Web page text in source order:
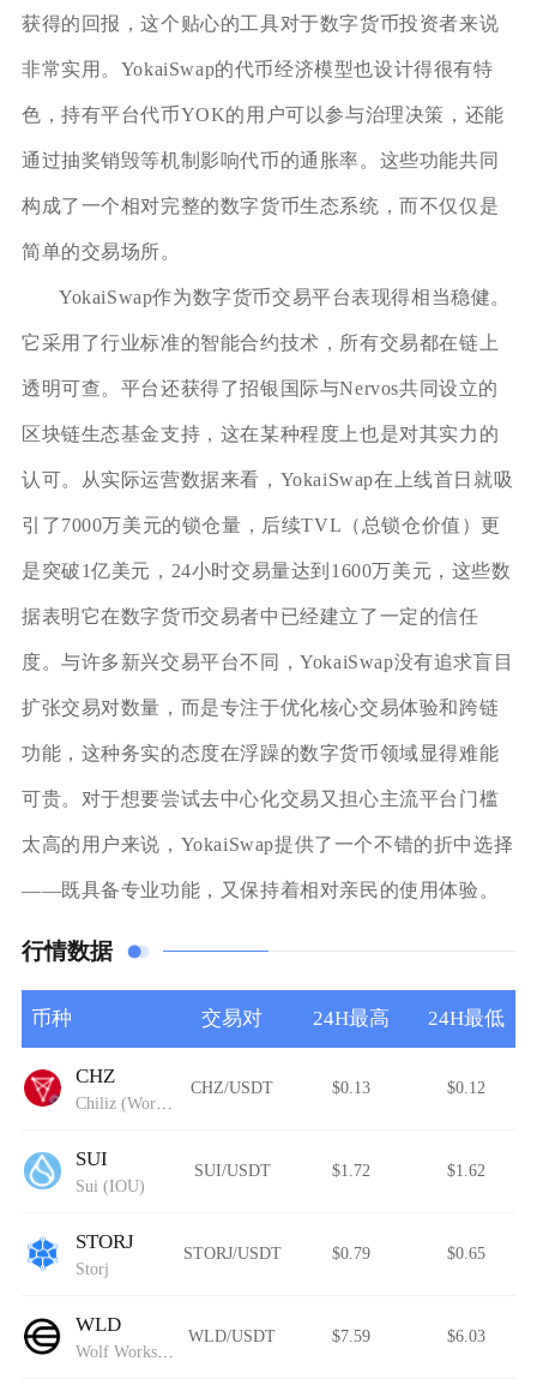
获得的回报，这个贴心的工具对于数字货币投资者来说
非常实用。YokaiSwap的代币经济模型也设计得很有特
色，持有平台代币YOK的用户可以参与治理决策，还能
通过抽奖销毁等机制影响代币的通胀率。这些功能共同
构成了一个相对完整的数字货币生态系统，而不仅仅是
简单的交易场所。
YokaiSwap作为数字货币交易平台表现得相当稳健。
它采用了行业标准的智能合约技术，所有交易都在链上
透明可查。平台还获得了招银国际与Nervos共同设立的
区块链生态基金支持，这在某种程度上也是对其实力的
认可。从实际运营数据来看，YokaiSwap在上线首日就吸
引了7000万美元的锁仓量，后续TVL（总锁仓价值）更
是突破1亿美元，24小时交易量达到1600万美元，这些数
据表明它在数字货币交易者中已经建立了一定的信任
度。与许多新兴交易平台不同，YokaiSwap没有追求盲目
扩张交易对数量，而是专注于优化核心交易体验和跨链
功能，这种务实的态度在浮躁的数字货币领域显得难能
可贵。对于想要尝试去中心化交易又担心主流平台门槛
太高的用户来说，YokaiSwap提供了一个不错的折中选择
——既具备专业功能，又保持着相对亲民的使用体验。
行情数据
币种 交易对 24H最高 24H最低
CHZ CHZ/USDT $0.13 $0.12
SUI
Sui (IOU)
SUI/USDT $1.72 $1.62
STORJ
Storj
STORJ/USDT $0.79 $0.65
WLD WLD/USDT $7.59 $6.03